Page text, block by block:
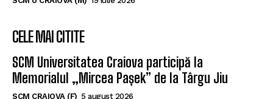
baschetbalist american pentru noul sezon
CELE MAI CITITE